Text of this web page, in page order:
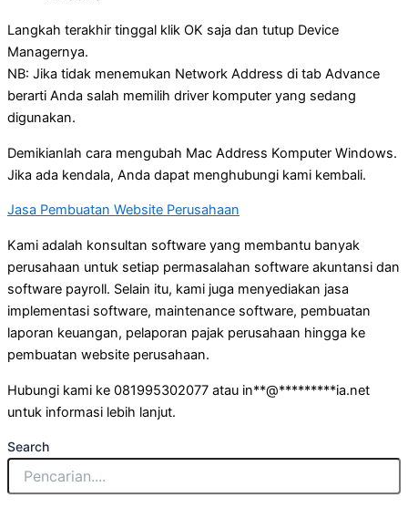
Langkah terakhir tinggal klik OK saja dan tutup Device
Managernya.
NB: Jika tidak menemukan Network Address di tab Advance
berarti Anda salah memilih driver komputer yang sedang
digunakan.
Demikianlah cara mengubah Mac Address Komputer Windows.
Jika ada kendala, Anda dapat menghubungi kami kembali.
Jasa Pembuatan Website Perusahaan
Kami adalah konsultan software yang membantu banyak
perusahaan untuk setiap permasalahan software akuntansi dan
software payroll. Selain itu, kami juga menyediakan jasa
implementasi software, maintenance software, pembuatan
laporan keuangan, pelaporan pajak perusahaan hingga ke
pembuatan website perusahaan.
Hubungi kami ke 081995302077 atau in**@*********ia.net
untuk informasi lebih lanjut.
Search